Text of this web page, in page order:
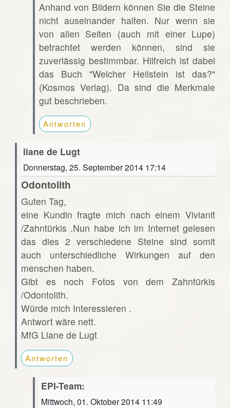
Anhand von Bildern können Sie die Steine
nicht auseinander halten. Nur wenn sie
von allen Seiten (auch mit einer Lupe)
betrachtet werden können, sind sie
zuverlässig bestimmbar. Hilfreich ist dabei
das Buch "Welcher Heilstein ist das?"
(Kosmos Verlag). Da sind die Merkmale
gut beschrieben.
Antworten
liane de Lugt
Donnerstag, 25. September 2014 17:14
Odontolith
Guten Tag,
eine Kundin fragte mich nach einem Vivianit
/Zahntürkis .Nun habe ich im Internet gelesen
das dies 2 verschiedene Steine sind somit
auch unterschiedliche Wirkungen auf den
menschen haben.
Gibt es noch Fotos von dem Zahntürkis
/Odontolith.
Würde mich Interessieren .
Antwort wäre nett.
MfG Liane de Lugt
Antworten
EPI-Team:
Mittwoch, 01. Oktober 2014 11:49